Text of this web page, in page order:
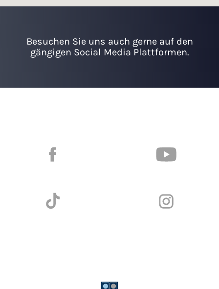
Besuchen Sie uns auch gerne auf den
gängigen Social Media Plattformen.